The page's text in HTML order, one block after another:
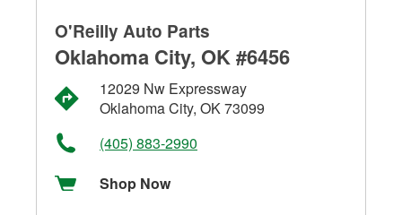
O'Reilly Auto Parts
Oklahoma City, OK #6456
12029 Nw Expressway
Oklahoma City, OK 73099
(405) 883-2990
Shop Now